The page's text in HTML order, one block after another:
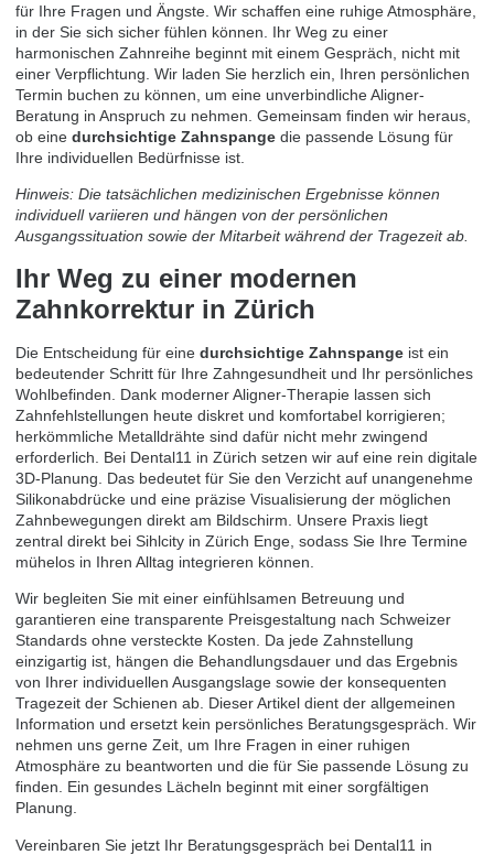
für Ihre Fragen und Ängste. Wir schaffen eine ruhige Atmosphäre,
in der Sie sich sicher fühlen können. Ihr Weg zu einer
harmonischen Zahnreihe beginnt mit einem Gespräch, nicht mit
einer Verpflichtung. Wir laden Sie herzlich ein, Ihren persönlichen
Termin buchen zu können, um eine unverbindliche Aligner-
Beratung in Anspruch zu nehmen. Gemeinsam finden wir heraus,
ob eine durchsichtige Zahnspange die passende Lösung für
Ihre individuellen Bedürfnisse ist.
Hinweis: Die tatsächlichen medizinischen Ergebnisse können
individuell variieren und hängen von der persönlichen
Ausgangssituation sowie der Mitarbeit während der Tragezeit ab.
Ihr Weg zu einer modernen
Zahnkorrektur in Zürich
Die Entscheidung für eine durchsichtige Zahnspange ist ein
bedeutender Schritt für Ihre Zahngesundheit und Ihr persönliches
Wohlbefinden. Dank moderner Aligner-Therapie lassen sich
Zahnfehlstellungen heute diskret und komfortabel korrigieren;
herkömmliche Metalldrähte sind dafür nicht mehr zwingend
erforderlich. Bei Dental11 in Zürich setzen wir auf eine rein digitale
3D-Planung. Das bedeutet für Sie den Verzicht auf unangenehme
Silikonabdrücke und eine präzise Visualisierung der möglichen
Zahnbewegungen direkt am Bildschirm. Unsere Praxis liegt
zentral direkt bei Sihlcity in Zürich Enge, sodass Sie Ihre Termine
mühelos in Ihren Alltag integrieren können.
Wir begleiten Sie mit einer einfühlsamen Betreuung und
garantieren eine transparente Preisgestaltung nach Schweizer
Standards ohne versteckte Kosten. Da jede Zahnstellung
einzigartig ist, hängen die Behandlungsdauer und das Ergebnis
von Ihrer individuellen Ausgangslage sowie der konsequenten
Tragezeit der Schienen ab. Dieser Artikel dient der allgemeinen
Information und ersetzt kein persönliches Beratungsgespräch. Wir
nehmen uns gerne Zeit, um Ihre Fragen in einer ruhigen
Atmosphäre zu beantworten und die für Sie passende Lösung zu
finden. Ein gesundes Lächeln beginnt mit einer sorgfältigen
Planung.
Vereinbaren Sie jetzt Ihr Beratungsgespräch bei Dental11 in